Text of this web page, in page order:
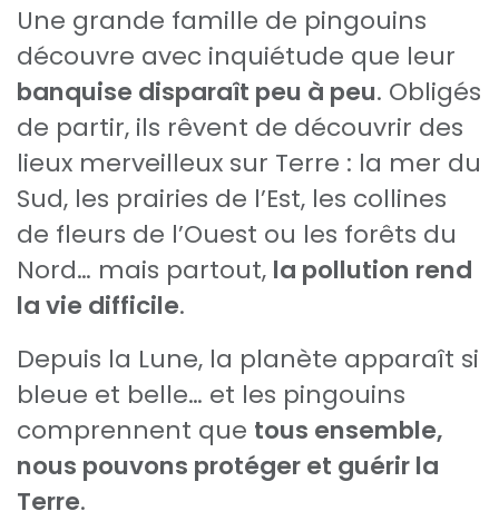
Une grande famille de pingouins
découvre avec inquiétude que leur
banquise disparaît peu à peu. Obligés
de partir, ils rêvent de découvrir des
lieux merveilleux sur Terre : la mer du
Sud, les prairies de l’Est, les collines
de fleurs de l’Ouest ou les forêts du
Nord… mais partout, la pollution rend
la vie difficile.
Depuis la Lune, la planète apparaît si
bleue et belle… et les pingouins
comprennent que tous ensemble,
nous pouvons protéger et guérir la
Terre.